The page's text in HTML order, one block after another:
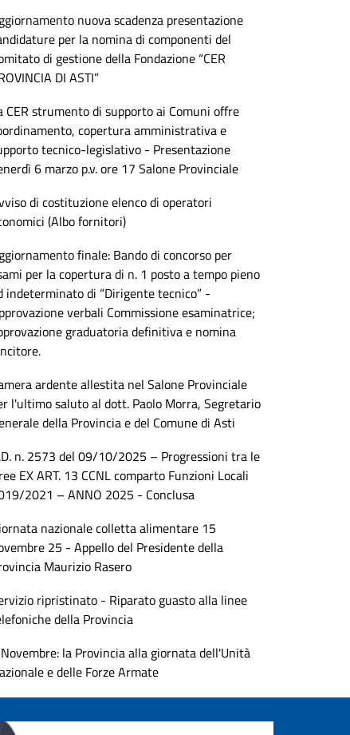
nuova scadenza presentazione
per la nomina di componenti del
di gestione della Fondazione “CER
DI ASTI”
CER strumento di supporto ai Comuni offre
copertura amministrativa e
tecnico-legislativo - Presentazione
6 marzo p.v. ore 17 Salone Provinciale
di costituzione elenco di operatori
(Albo fornitori)
finale: Bando di concorso per
per la copertura di n. 1 posto a tempo pieno
indeterminato di “Dirigente tecnico” -
verbali Commissione esaminatrice;
graduatoria definitiva e nomina
ardente allestita nel Salone Provinciale
l'ultimo saluto al dott. Paolo Morra, Segretario
della Provincia e del Comune di Asti
n. 2573 del 09/10/2025 – Progressioni tra le
EX ART. 13 CCNL comparto Funzioni Locali
2021 – ANNO 2025 - Conclusa
nazionale colletta alimentare 15
25 - Appello del Presidente della
Maurizio Rasero
ripristinato - Riparato guasto alla linee
della Provincia
la Provincia alla giornata dell'Unità
e delle Forze Armate